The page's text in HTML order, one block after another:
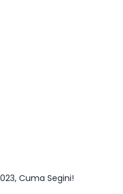
Cuma Segini!